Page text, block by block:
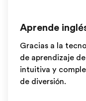
Aprende
Gracias a la
de aprendizaje
intuitiva y
de diversión.